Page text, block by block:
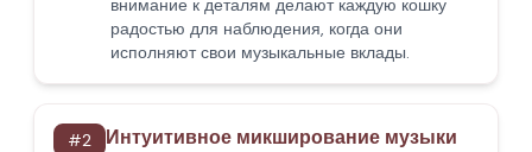
внимание к деталям делают каждую кошку
радостью для наблюдения, когда они
исполняют свои музыкальные вклады.
#2 Интуитивное микширование музыки